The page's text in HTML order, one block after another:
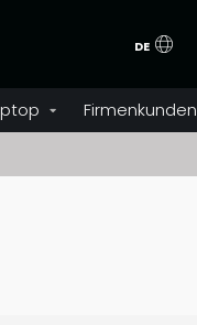
DE
Firmenkunden